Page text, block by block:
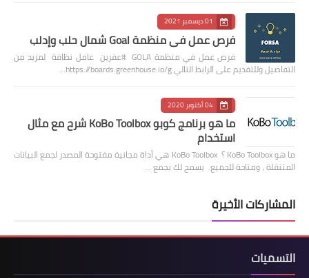
01 ديسمبر 2021
فرص عمل في منظمة Goal شمال حلب وإدلب
فرص عمل في منظمة GOLA #عفرين عامل نظافة لمزيد من
التفاصيل وللتقديم على الرابط التالي https://boards.greenhouse.io/g…
04 أكتوبر 2020
ما هو برنامج كوبو KoBo Toolbox شرح مع مثال
استخدام
ما هو KoBo Toolbox ؟ KoBo Toolbox هي أداة مجانية مفتوحة المصدر لجمع البيانات
المتنقلة ، ومتاحة للجميع. يسمح لك بجمع …
المشاركات الأخيرة
التسميات